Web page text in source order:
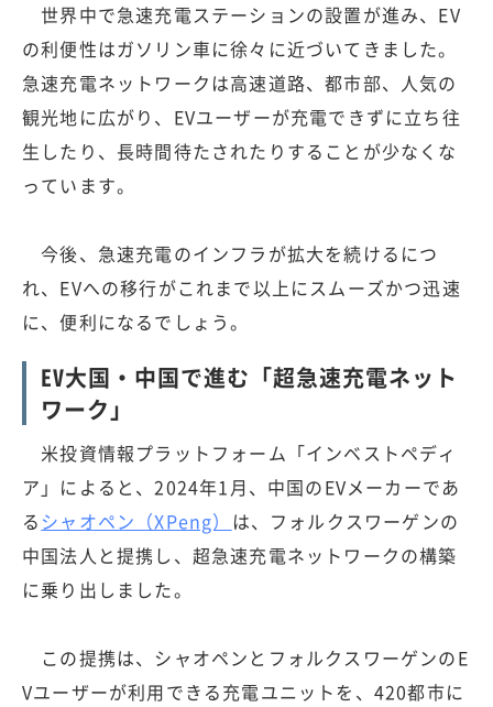
世界中で急速充電ステーションの設置が進み、EV
の利便性はガソリン車に徐々に近づいてきました。
急速充電ネットワークは高速道路、都市部、人気の
観光地に広がり、EVユーザーが充電できずに立ち往
生したり、長時間待たされたりすることが少なくな
っています。
今後、急速充電のインフラが拡大を続けるにつ
れ、EVへの移行がこれまで以上にスムーズかつ迅速
に、便利になるでしょう。
EV大国・中国で進む「超急速充電ネット
ワーク」
米投資情報プラットフォーム「インベストペディ
ア」によると、2024年1月、中国のEVメーカーであ
る シャオペン（XPeng） は、フォルクスワーゲンの
中国法人と提携し、超急速充電ネットワークの構築
に乗り出しました。
この提携は、シャオペンとフォルクスワーゲンのE
Vユーザーが利用できる充電ユニットを、420都市に